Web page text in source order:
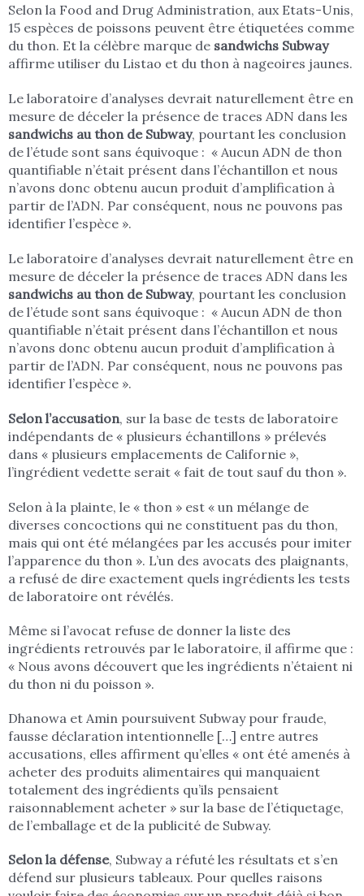
Selon la Food and Drug Administration, aux Etats-Unis,
15 espèces de poissons peuvent être étiquetées comme
du thon. Et la célèbre marque de sandwichs Subway
affirme utiliser du Listao et du thon à nageoires jaunes.
Le laboratoire d’analyses devrait naturellement être en
mesure de déceler la présence de traces ADN dans les
sandwichs au thon de Subway, pourtant les conclusion
de l’étude sont sans équivoque : « Aucun ADN de thon
quantifiable n’était présent dans l’échantillon et nous
n’avons donc obtenu aucun produit d’amplification à
partir de l’ADN. Par conséquent, nous ne pouvons pas
identifier l’espèce ».
Le laboratoire d’analyses devrait naturellement être en
mesure de déceler la présence de traces ADN dans les
sandwichs au thon de Subway, pourtant les conclusion
de l’étude sont sans équivoque : « Aucun ADN de thon
quantifiable n’était présent dans l’échantillon et nous
n’avons donc obtenu aucun produit d’amplification à
partir de l’ADN. Par conséquent, nous ne pouvons pas
identifier l’espèce ».
Selon l’accusation, sur la base de tests de laboratoire
indépendants de « plusieurs échantillons » prélevés
dans « plusieurs emplacements de Californie »,
l’ingrédient vedette serait « fait de tout sauf du thon ».
Selon à la plainte, le « thon » est « un mélange de
diverses concoctions qui ne constituent pas du thon,
mais qui ont été mélangées par les accusés pour imiter
l’apparence du thon ». L’un des avocats des plaignants,
a refusé de dire exactement quels ingrédients les tests
de laboratoire ont révélés.
Même si l’avocat refuse de donner la liste des
ingrédients retrouvés par le laboratoire, il affirme que :
« Nous avons découvert que les ingrédients n’étaient ni
du thon ni du poisson ».
Dhanowa et Amin poursuivent Subway pour fraude,
fausse déclaration intentionnelle […] entre autres
accusations, elles affirment qu’elles « ont été amenés à
acheter des produits alimentaires qui manquaient
totalement des ingrédients qu’ils pensaient
raisonnablement acheter » sur la base de l’étiquetage,
de l’emballage et de la publicité de Subway.
Selon la défense, Subway a réfuté les résultats et s’en
défend sur plusieurs tableaux. Pour quelles raisons